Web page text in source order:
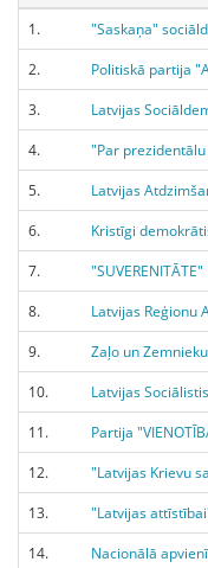
1.
"Saskaņa"
2.
Politiskā partija
3.
Latvijas
4.
"Par
5.
Latvijas
6.
Kristīgi
7.
"SUVERENITĀTE"
8.
Latvijas Reģionu
9.
Zaļo un
10.
Latvijas
11.
Partija
12.
"Latvijas Krievu
13.
"Latvijas
14.
Nacionālā